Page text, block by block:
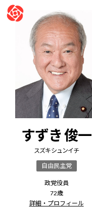
すずき 俊一
スズキ シュンイチ
自由民主党
政党役員
72歳
詳細・プロフィール